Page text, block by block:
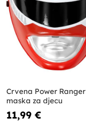
Crvena Power Ranger
maska ​​za djecu
11,99 €